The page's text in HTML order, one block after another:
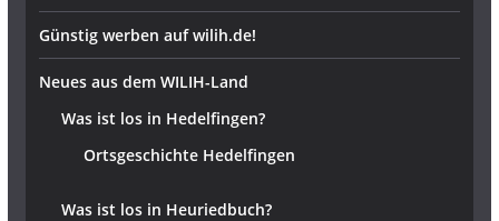
Günstig werben auf wilih.de!
Neues aus dem WILIH-Land
Was ist los in Hedelfingen?
Ortsgeschichte Hedelfingen
Was ist los in Heuriedbuch?